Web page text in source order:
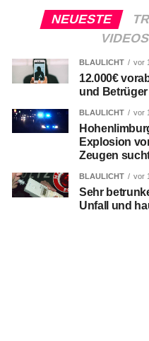
NEUESTE
VIDEOS
BLAULICHT vor
12.000€
und
BLAULICHT vor
Explosion
Zeugen
BLAULICHT vor
Sehr
Unfall und